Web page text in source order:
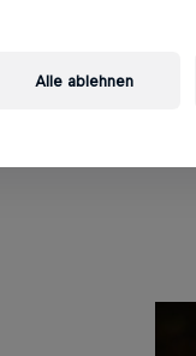
und Grüne
die
an Schulen und in
in Niederösterreich.
Alle ablehnen